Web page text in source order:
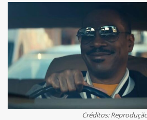
Créditos: